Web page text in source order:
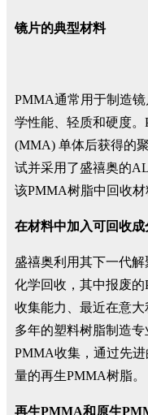
镜片的典型材料
PMMA通常用于制造
学性能、轻质和硬度
(MMA) 单体后获得的
试并采用了盛禧奥的
该PMMA树脂中回收材
在材料中加入可回收成
盛禧奥利用其下一代
化学回收，其中报废
收集能力、最近在意
多年的塑料树脂制造
PMMA收集，通过先
量的再生PMMA树脂。
再生PMMA和原生